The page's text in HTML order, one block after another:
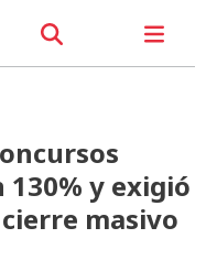
y exigió
masivo